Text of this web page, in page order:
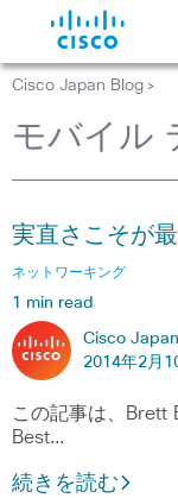
Cisco Japan Blog >
モバイル
実直さこそが
ネットワーキング
1 min read
Cisco Japan
2014年2月
この記事は、Brett
Best…
続きを読む